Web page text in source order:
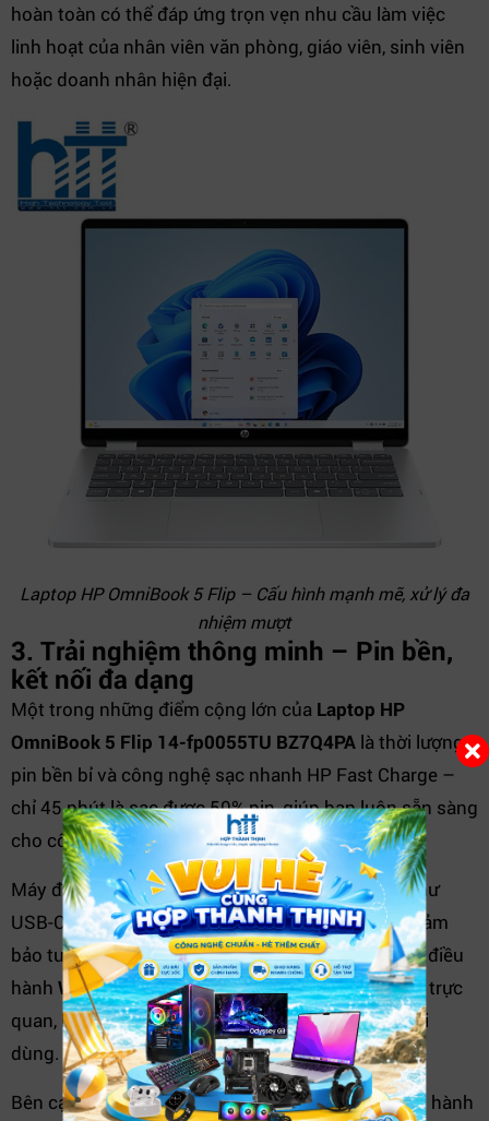
hoàn toàn có thể đáp ứng trọn vẹn nhu cầu làm việc
linh hoạt của nhân viên văn phòng, giáo viên, sinh viên
hoặc doanh nhân hiện đại.
Laptop HP OmniBook 5 Flip – Cấu hình mạnh mẽ, xử lý đa
nhiệm mượt
3. Trải nghiệm thông minh – Pin bền,
kết nối đa dạng
Một trong những điểm cộng lớn của Laptop HP
OmniBook 5 Flip 14-fp0055TU BZ7Q4PA là thời lượng
pin bền bỉ và công nghệ sạc nhanh HP Fast Charge –
chỉ 45 phút là sạc được 50% pin, giúp bạn luôn sẵn sàng
cho công việc dù ở bất kỳ đâu.
Máy được trang bị đầy đủ cổng kết nối hiện đại như
USB-C, USB-A, HDMI, Wi-Fi 6 và Bluetooth 5.3 – đảm
bảo tương thích tối đa với các thiết bị ngoại vi. Hệ điều
hành Windows 11 bản quyềnmang đến giao diện trực
quan, bảo mật cao và tối ưu hóa trải nghiệm người
dùng.
Bên cạnh đó, bàn phím được thiết kế khoa học với hành